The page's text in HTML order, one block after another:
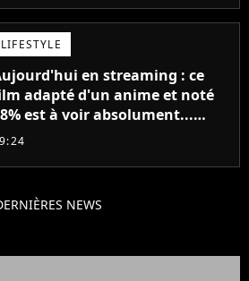
LIFESTYLE
en streaming : ce
adapté d'un anime et noté
est à voir absolument...
vous ne comprendrez plus
NEWS